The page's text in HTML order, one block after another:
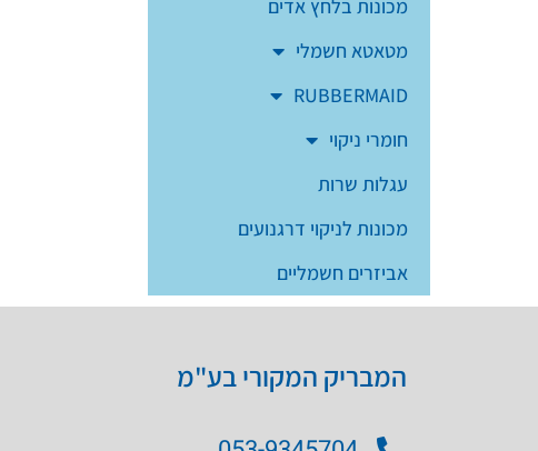
מכונות בלחץ אדים
מטאטא חשמלי
RUBBERMAID
חומרי ניקוי
עגלות שרות
מכונות לניקוי דרגנועים
אביזרים חשמליים
המבריק המקורי בע"מ